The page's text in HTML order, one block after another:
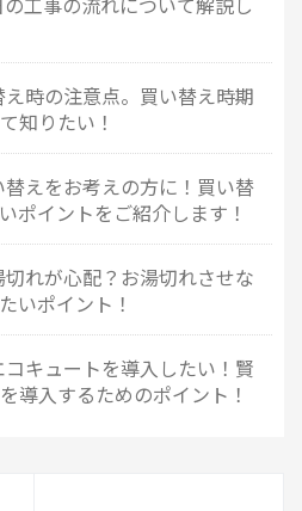
時の注意点。買い替え時期
知りたい！
えをお考えの方に！買い替
ポイントをご紹介します！
れが心配？お湯切れさせな
いポイント！
キュートを導入したい！賢
導入するためのポイント！